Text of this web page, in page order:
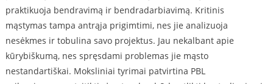
praktikuoja bendravimą ir bendradarbiavimą. Kritinis
mąstymas tampa antrąja prigimtimi, nes jie analizuoja
nesėkmes ir tobulina savo projektus. Jau nekalbant apie
kūrybiškumą, nes spręsdami problemas jie mąsto
nestandartiškai. Moksliniai tyrimai patvirtina PBL